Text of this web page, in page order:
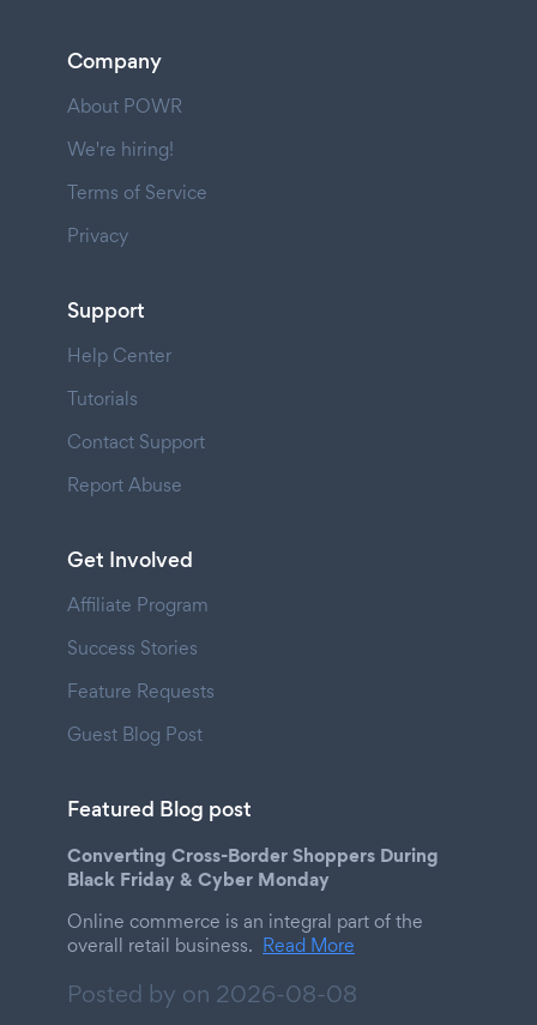
Company
About POWR
We're hiring!
Terms of Service
Privacy
Support
Help Center
Tutorials
Contact Support
Report Abuse
Get Involved
Affiliate Program
Success Stories
Feature Requests
Guest Blog Post
Featured Blog post
Converting Cross-Border Shoppers During
Black Friday & Cyber Monday
Online commerce is an integral part of the
overall retail business. Read More
Posted by on 2026-08-08